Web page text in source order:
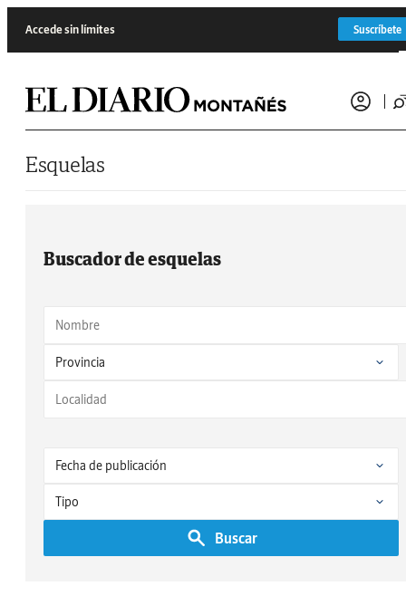
Accede sin límites Suscríbete
Esquelas
Buscador de esquelas
Buscar